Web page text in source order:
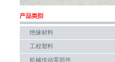
绝缘材料
工程塑料
机械传动零部件